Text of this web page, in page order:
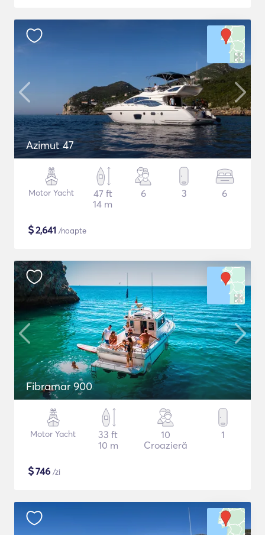
Azimut 47
Motor Yacht
47 ft
14 m
6 3 6
$2,641 /noapte
Fibramar 900
Motor Yacht
33 ft
10 m
10
Croazieră
1
$746 /zi